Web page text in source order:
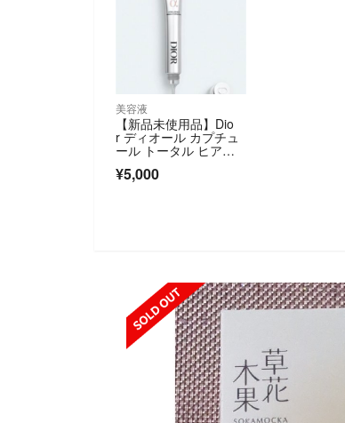
美容液
【新品未使用品】Dio
r ディオール カプチュ
ール トータル ヒア
¥5,000
SOLD OUT